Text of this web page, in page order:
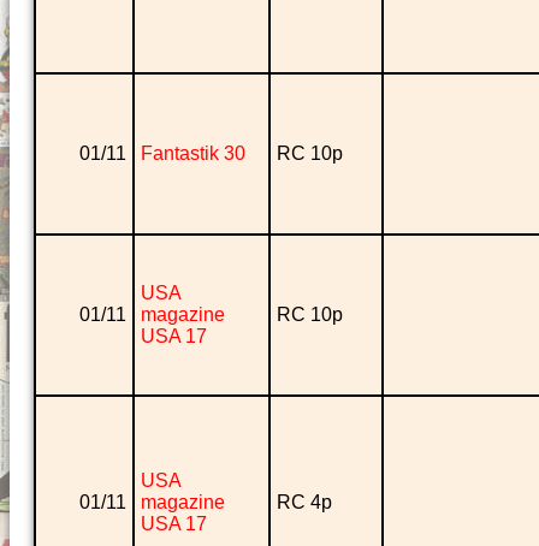
01/11 Fantastik 30 RC 10p
01/11
USA
magazine
USA 17
RC 10p
01/11
USA
magazine
USA 17
RC 4p